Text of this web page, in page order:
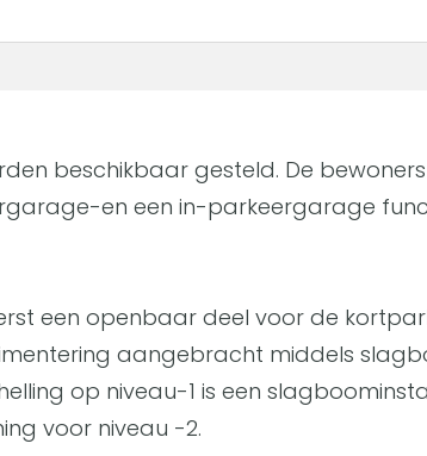
beschikbaar gesteld. De
en een in-parkeergarage
een openbaar deel voor de
aangebracht middels
op niveau-1 is een
voor niveau -2.